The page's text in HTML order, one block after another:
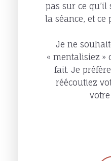
pas sur ce qu’il
la séance, et
Je ne
« mentalisiez »
fait. Je
réécoutiez